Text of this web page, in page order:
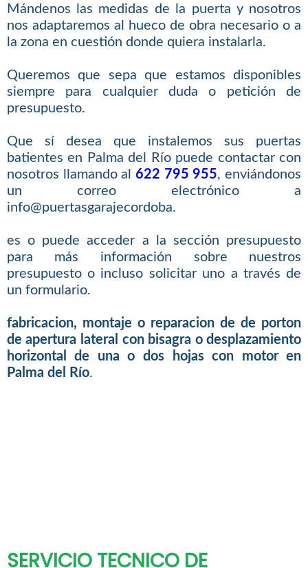
Mándenos las medidas de la puerta y nosotros
nos adaptaremos al hueco de obra necesario o a
la zona en cuestión donde quiera instalarla.
Queremos que sepa que estamos disponibles
siempre para cualquier duda o petición de
presupuesto.
Que sí desea que instalemos sus puertas
batientes en Palma del Río puede contactar con
nosotros llamando al 622 795 955, enviándonos
un correo electrónico a
info@puertasgarajecordoba.
es o puede acceder a la sección presupuesto
para más información sobre nuestros
presupuesto o incluso solicitar uno a través de
un formulario.
fabricacion, montaje o reparacion de de porton
de apertura lateral con bisagra o desplazamiento
horizontal de una o dos hojas con motor en
Palma del Río.
SERVICIO TECNICO DE